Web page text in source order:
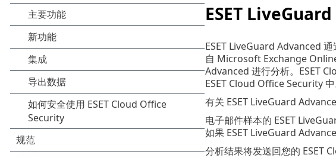
ESET
ESET LiveGuard Advanced
自 Microsoft Exchange
Advanced 进行分析。ESET
ESET Cloud Office Security 中
有关 ESET LiveGuard
电子邮件样本的 ESET
如果 ESET LiveGuard
分析结果将发送回您的 ESET